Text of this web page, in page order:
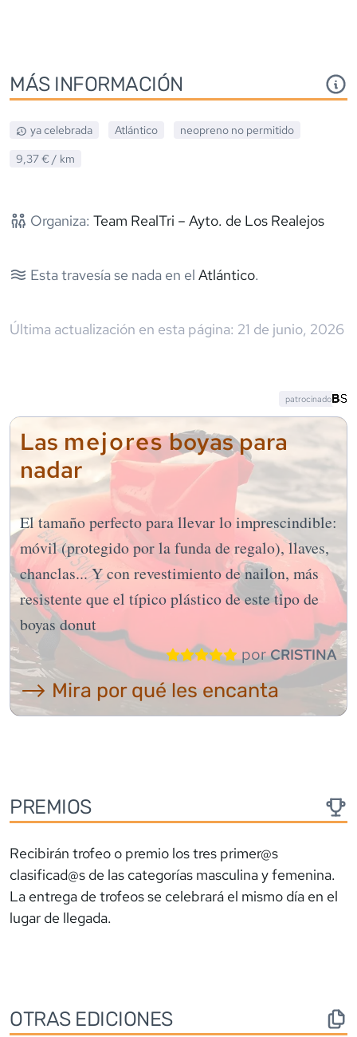
MÁS INFORMACIÓN
ya celebrada Atlántico neopreno no permitido
9,37 € / km
Organiza: Team RealTri – Ayto. de Los Realejos
Esta travesía se nada en el Atlántico.
Última actualización en esta página: 21 de junio, 2026
Las mejoresboyas para
nadar
El tamaño perfecto para llevar lo imprescindible:
móvil (protegido por la funda de regalo), llaves,
chanclas... Y con revestimiento de nailon, más
resistente que el típico plástico de este tipo de
boyas donut
porCRISTINA
⟶ Mira por qué les encanta
patrocinado
PREMIOS
Recibirán trofeo o premio los tres primer@s
clasificad@s de las categorías masculina y femenina.
La entrega de trofeos se celebrará el mismo día en el
lugar de llegada.
OTRAS EDICIONES